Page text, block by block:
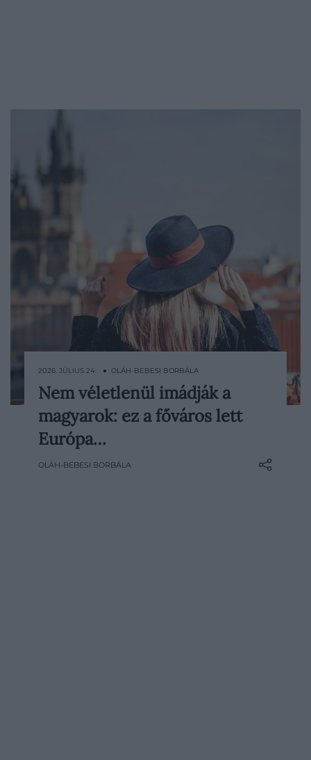
Ez Prága: reggel átsétálunk a még
csendes Károly hídon, délután elveszünk
az óváros tornyai között, estére pedig már
egy korsó cseh sör fölött nézzük, ahogy
kigyúlnak a vár fényei. Egy új összeállítás
2026. JÚLIUS 24. ● OLÁH-BEBESI BORBÁLA
Nem véletlenül imádják a
magyarok: ez a főváros lett
Európa…
OLÁH-BEBESI BORBÁLA